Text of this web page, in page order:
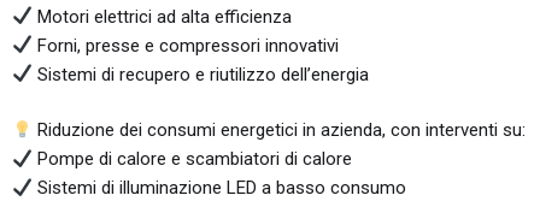
Motori elettrici ad alta efficienza
Forni, presse e compressori innovativi
Sistemi di recupero e riutilizzo dell’energia
Riduzione dei consumi energetici in azienda, con interventi su:
Pompe di calore e scambiatori di calore
Sistemi di illuminazione LED a basso consumo